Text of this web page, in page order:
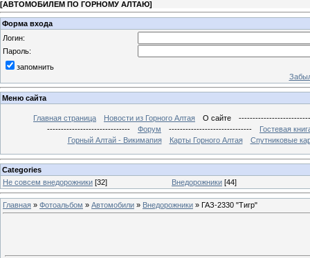
[АВТОМОБИЛЕМ ПО ГОРНОМУ АЛТАЮ]
Форма входа
Логин:
Пароль:
запомнить
Меню сайта
Главная страница Новости из Горного Алтая О сайте
------------------------------
Форум ------------------------------
Гостевая
Горный Алтай - Викимапия
Карты Горного Алтая Спутниковые
Categories
Не совсем внедорожники [32] Внедорожники [44]
Главная » Фотоальбом » Автомобили » Внедорожники » ГАЗ-2330 "Тигр"